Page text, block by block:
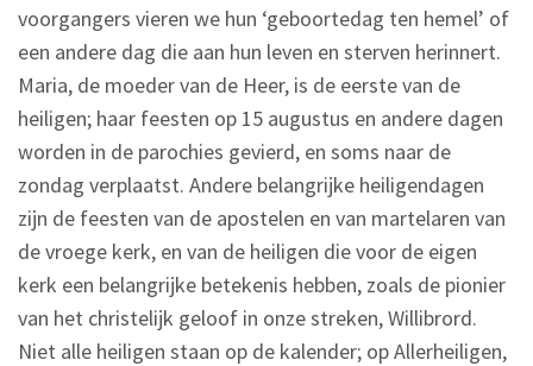
voorgangers vieren we hun ‘geboortedag ten hemel’ of
een andere dag die aan hun leven en sterven herinnert.
Maria, de moeder van de Heer, is de eerste van de
heiligen; haar feesten op 15 augustus en andere dagen
worden in de parochies gevierd, en soms naar de
zondag verplaatst. Andere belangrijke heiligendagen
zijn de feesten van de apostelen en van martelaren van
de vroege kerk, en van de heiligen die voor de eigen
kerk een belangrijke betekenis hebben, zoals de pionier
van het christelijk geloof in onze streken, Willibrord.
Niet alle heiligen staan op de kalender; op Allerheiligen,